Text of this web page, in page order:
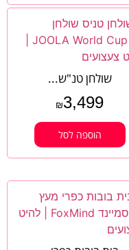
שולחן טנ"ש...
₪3,499
הוספה לסל